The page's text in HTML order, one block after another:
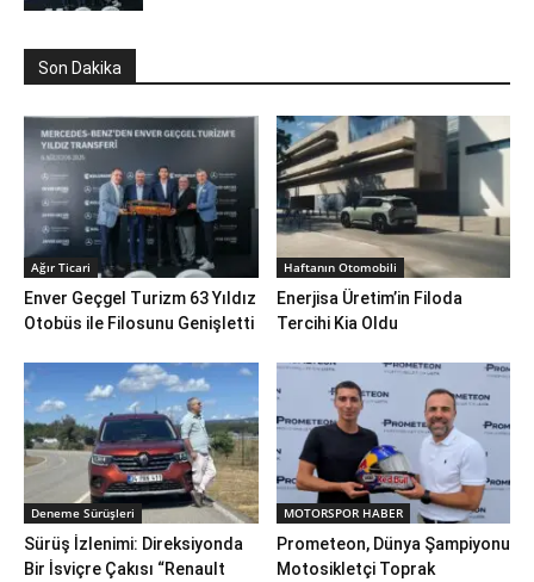
Son Dakika
Ağır Ticari
Enver Geçgel Turizm 63 Yıldız
Otobüs ile Filosunu Genişletti
Haftanın Otomobili
Enerjisa Üretim’in Filoda
Tercihi Kia Oldu
Deneme Sürüşleri
Sürüş İzlenimi: Direksiyonda
Bir İsviçre Çakısı “Renault
MOTORSPOR HABER
Prometeon, Dünya Şampiyonu
Motosikletçi Toprak